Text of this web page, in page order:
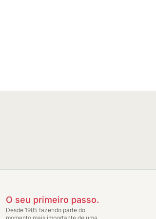
O seu primeiro passo.
Desde 1985 fazendo parte do